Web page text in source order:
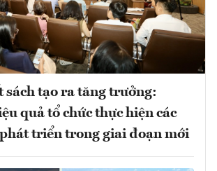
sách tạo ra tăng trưởng:
quả tổ chức thực hiện các
triển trong giai đoạn mới